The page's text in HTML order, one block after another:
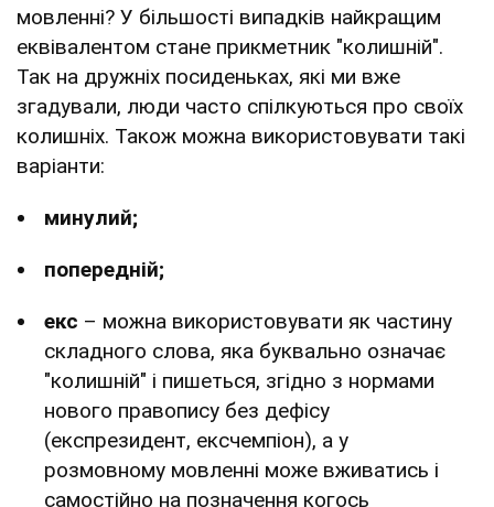
мовленні? У більшості випадків найкращим
еквівалентом стане прикметник "колишній".
Так на дружніх посиденьках, які ми вже
згадували, люди часто спілкуються про своїх
колишніх. Також можна використовувати такі
варіанти:
минулий;
попередній;
екс – можна використовувати як частину
складного слова, яка буквально означає
"колишній" і пишеться, згідно з нормами
нового правопису без дефісу
(експрезидент, ексчемпіон), а у
розмовному мовленні може вживатись і
самостійно на позначення когось